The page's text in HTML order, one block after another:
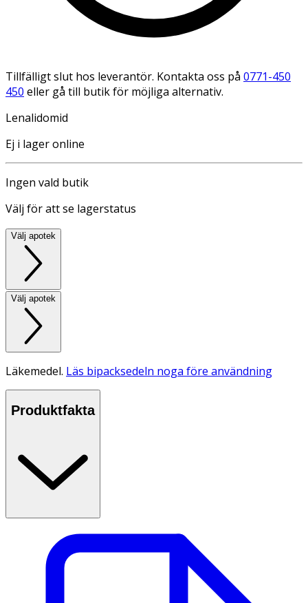
Tillfälligt slut hos leverantör. Kontakta oss på 0771-450
450 eller gå till butik för möjliga alternativ.
Lenalidomid
Ej i lager online
Ingen vald butik
Välj för att se lagerstatus
Välj apotek
Välj apotek
Läkemedel. Läs bipacksedeln noga före användning
Produktfakta